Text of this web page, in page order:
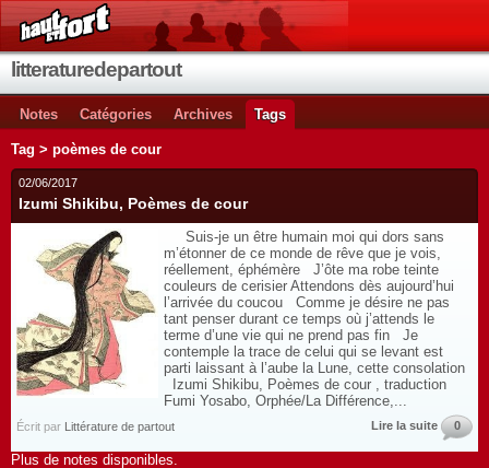
litteraturedepartout
Notes Catégories Archives Tags
Tag > poèmes de cour
02/06/2017
Izumi Shikibu, Poèmes de cour
Suis-je un être humain moi qui dors sans
m’étonner de ce monde de rêve que je vois,
réellement, éphémère J’ôte ma robe teinte
couleurs de cerisier Attendons dès aujourd’hui
l’arrivée du coucou Comme je désire ne pas
tant penser durant ce temps où j’attends le
terme d’une vie qui ne prend pas fin Je
contemple la trace de celui qui se levant est
parti laissant à l’aube la Lune, cette consolation
Izumi Shikibu, Poèmes de cour , traduction
Fumi Yosabo, Orphée/La Différence,...
Écrit par Littérature de partout Lire la suite 0
Plus de notes disponibles.